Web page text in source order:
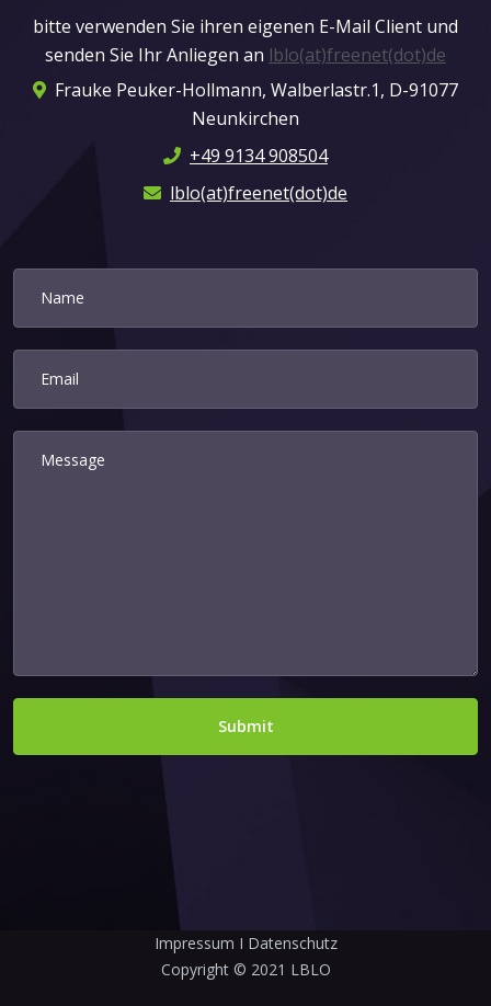
bitte verwenden Sie ihren eigenen E-Mail Client und
senden Sie Ihr Anliegen an lblo(at)freenet(dot)de
Frauke Peuker-Hollmann, Walberlastr.1, D-91077
Neunkirchen
+49 9134 908504
lblo(at)freenet(dot)de
Submit
Impressum I Datenschutz
Copyright © 2021 LBLO